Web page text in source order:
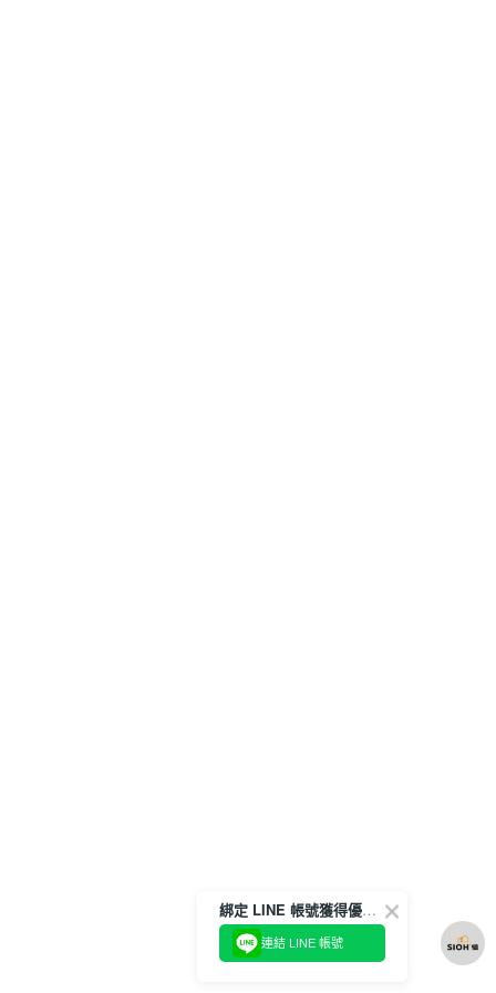
綁定 LINE 帳號獲得優惠券！
連結 LINE 帳號